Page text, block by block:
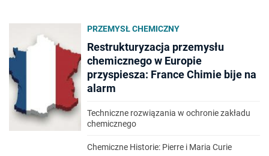
PRZEMYSŁ CHEMICZNY
Restrukturyzacja przemysłu
chemicznego w Europie
przyspiesza: France Chimie bije na
alarm
Techniczne rozwiązania w ochronie zakładu
chemicznego
Chemiczne Historie: Pierre i Maria Curie